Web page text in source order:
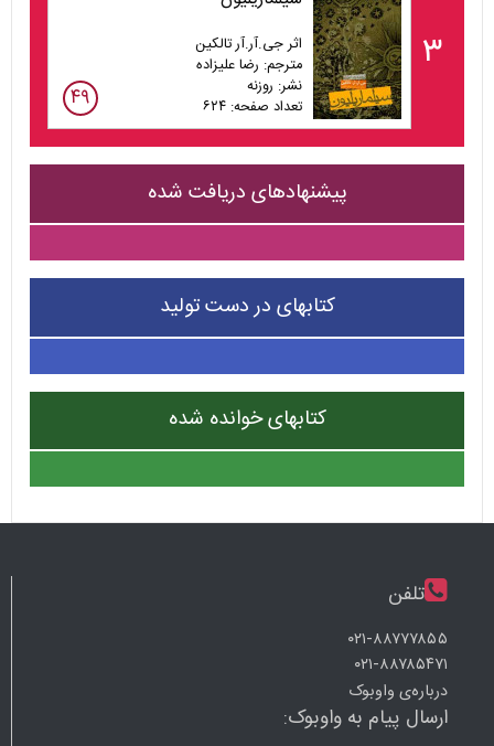
۳
اثر جی.آر.آر تالکین
مترجم: رضا علیزاده
نشر: روزنه
تعداد صفحه: ۶۲۴
۴۹
پیشنهادهای دریافت شده
کتابهای در دست تولید
کتابهای خوانده شده
تلفن
۰۲۱-۸۸۷۷۷۸۵۵
۰۲۱-۸۸۷۸۵۴۷۱
درباره‌ی واوبوک
ارسال پیام به واوبوک: